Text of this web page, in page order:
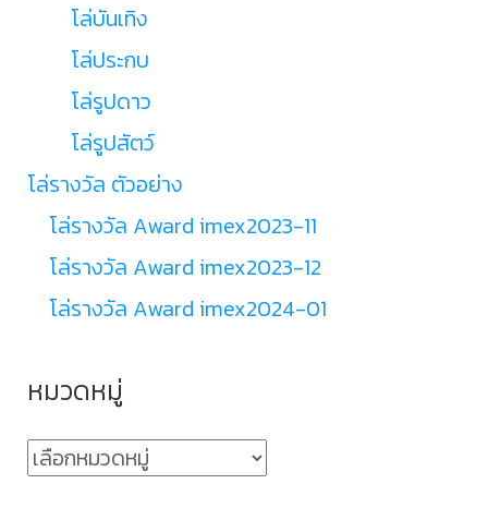
โล่บันเทิง
โล่ประกบ
โล่รูปดาว
โล่รูปสัตว์
โล่รางวัล ตัวอย่าง
โล่รางวัล Award imex2023-11
โล่รางวัล Award imex2023-12
โล่รางวัล Award imex2024-01
หมวดหมู่
หมวด